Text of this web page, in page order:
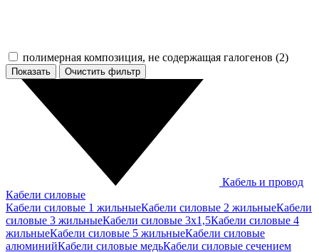
полимерная композиция, не содержащая галогенов (2)
Показать
Кабель и провод
Кабели силовые
Кабели силовые 1 жильныеКабели силовые 2 жильныеКабели
силовые 3 жильныеКабели силовые 3х1,5Кабели силовые 4
жильныеКабели силовые 5 жильныеКабели силовые
алюминийКабели силовые медьКабели силовые сечением